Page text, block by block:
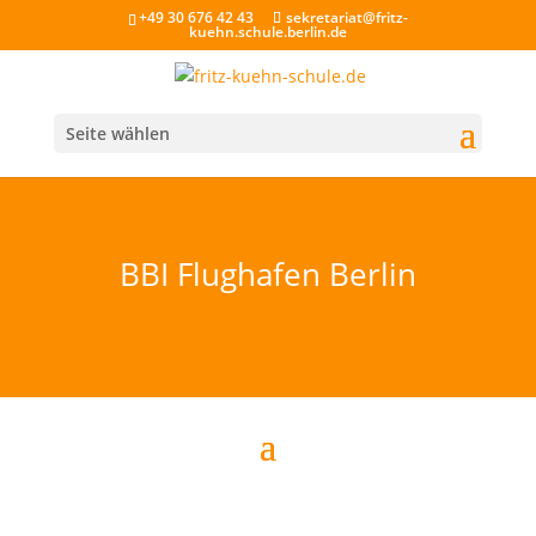
+49 30 676 42 43 sekretariat@fritz-
kuehn.schule.berlin.de
Seite wählen
BBI Flughafen Berlin